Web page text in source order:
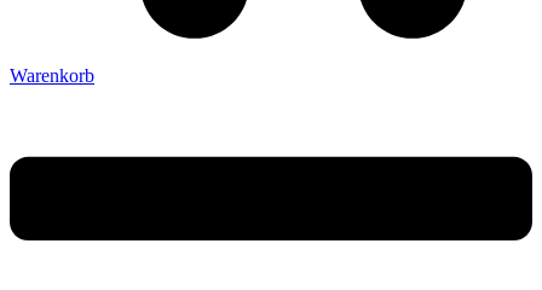
Warenkorb